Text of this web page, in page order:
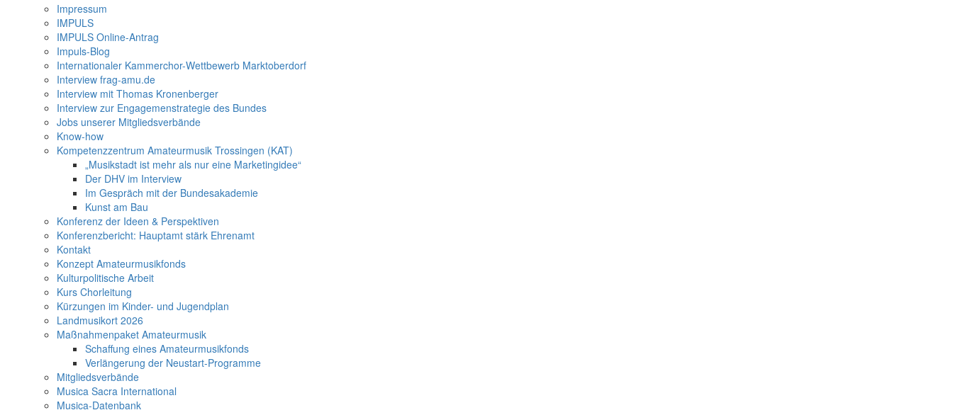
Impressum
IMPULS
IMPULS Online-Antrag
Impuls-Blog
Internationaler Kammerchor-Wettbewerb Marktoberdorf
Interview frag-amu.de
Interview mit Thomas Kronenberger
Interview zur Engagemenstrategie des Bundes
Jobs unserer Mitgliedsverbände
Know-how
Kompetenzzentrum Amateurmusik Trossingen (KAT)
„Musikstadt ist mehr als nur eine Marketingidee“
Der DHV im Interview
Im Gespräch mit der Bundesakademie
Kunst am Bau
Konferenz der Ideen & Perspektiven
Konferenzbericht: Hauptamt stärk Ehrenamt
Kontakt
Konzept Amateurmusikfonds
Kulturpolitische Arbeit
Kurs Chorleitung
Kürzungen im Kinder- und Jugendplan
Landmusikort 2026
Maßnahmenpaket Amateurmusik
Schaffung eines Amateurmusikfonds
Verlängerung der Neustart-Programme
Mitgliedsverbände
Musica Sacra International
Musica-Datenbank